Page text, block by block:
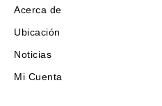
Acerca de
Ubicación
Noticias
Mi Cuenta